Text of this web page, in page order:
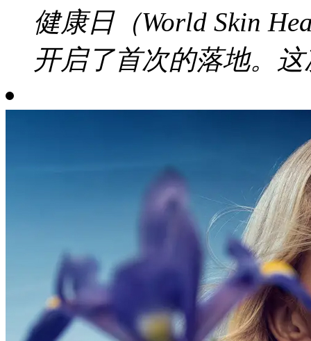
健康日（World Skin
开启了首次的落地。这